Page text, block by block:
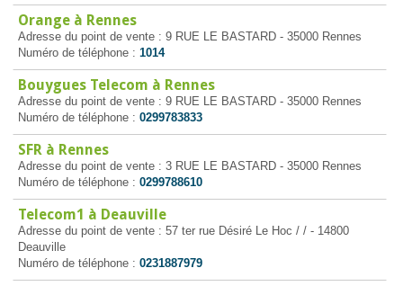
Orange à Rennes
Adresse du point de vente : 9 RUE LE BASTARD - 35000 Rennes
Numéro de téléphone : 1014
Bouygues Telecom à Rennes
Adresse du point de vente : 9 RUE LE BASTARD - 35000 Rennes
Numéro de téléphone : 0299783833
SFR à Rennes
Adresse du point de vente : 3 RUE LE BASTARD - 35000 Rennes
Numéro de téléphone : 0299788610
Telecom1 à Deauville
Adresse du point de vente : 57 ter rue Désiré Le Hoc / / - 14800
Deauville
Numéro de téléphone : 0231887979